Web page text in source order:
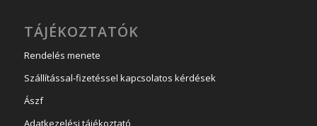
TÁJÉKOZTATÓK
Rendelés menete
Szállítással-fizetéssel kapcsolatos kérdések
Ászf
Adatkezelési tájékoztató